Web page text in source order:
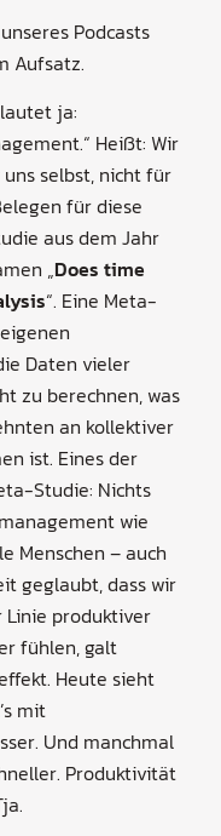
Podcasts
Aufsatz.
ja:
Heißt: Wir
selbst, nicht für
für diese
aus dem Jahr
„Does time
“. Eine Meta-
Daten vieler
zu berechnen, was
an kollektiver
ist. Eines der
Studie: Nichts
wie
Menschen – auch
geglaubt, dass wir
produktiver
fühlen, galt
Heute sieht
mit
Und manchmal
Produktivität